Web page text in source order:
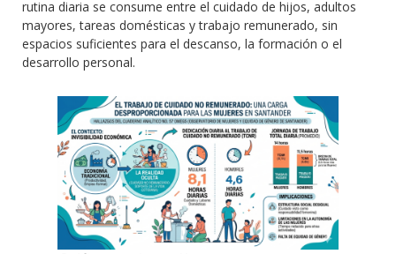
rutina diaria se consume entre el cuidado de hijos, adultos
mayores, tareas domésticas y trabajo remunerado, sin
espacios suficientes para el descanso, la formación o el
desarrollo personal.